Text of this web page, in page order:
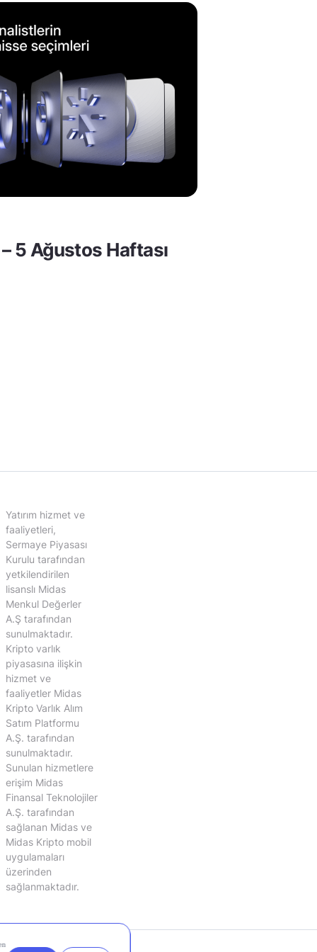
5 Ağustos Haftası
Yatırım hizmet ve
faaliyetleri,
Sermaye Piyasası
Kurulu tarafından
yetkilendirilen
lisanslı Midas
Menkul Değerler
A.Ş tarafından
sunulmaktadır.
Kripto varlık
piyasasına ilişkin
hizmet ve
faaliyetler Midas
Kripto Varlık Alım
Satım Platformu
A.Ş. tarafından
sunulmaktadır.
Sunulan hizmetlere
erişim Midas
Finansal Teknolojiler
A.Ş. tarafından
sağlanan Midas ve
Midas Kripto mobil
uygulamaları
üzerinden
sağlanmaktadır.